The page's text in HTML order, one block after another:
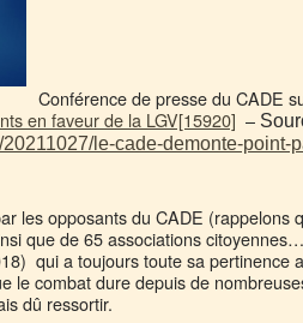
Conférence de presse du CADE
en faveur de la LGV[15920] –
le-cade-demonte-point-
les opposants du CADE (rappelons
que de 65 associations
qui a toujours toute sa pertinence
le combat dure depuis de
dû ressortir.